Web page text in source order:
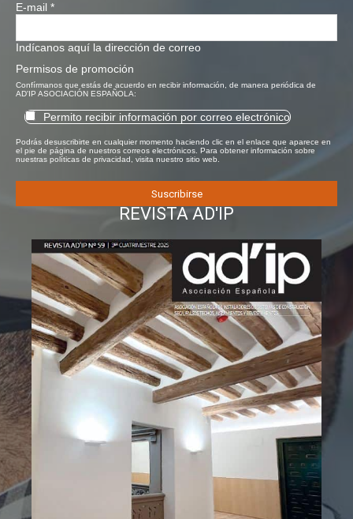
E-mail *
Indícanos aquí la dirección de correo
Permisos de promoción
Confírmanos que estás de acuerdo en recibir información, de manera periódica de
AD'IP ASOCIACIÓN ESPAÑOLA:
Permito recibir información por correo electrónico
Podrás desuscribirte en cualquier momento haciendo clic en el enlace que aparece en
el pie de página de nuestros correos electrónicos. Para obtener información sobre
nuestras políticas de privacidad, visita nuestro sitio web.
REVISTA AD'IP